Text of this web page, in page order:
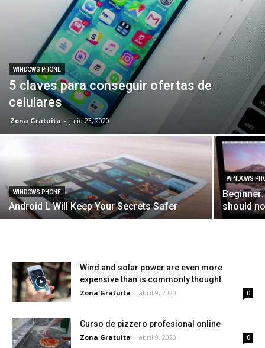
WINDOWS PHONE
5 claves para conseguir ofertas de
celulares
Zona Gratuita - julio 23, 2020
WINDOWS PHONE
Android L Will Keep Your Secrets Safer
WINDOWS
should
Wind and solar power are even more
expensive than is commonly thought
Zona Gratuita - abril 9, 2020 0
Curso de pizzero profesional online
Zona Gratuita - abril 9, 2020 0